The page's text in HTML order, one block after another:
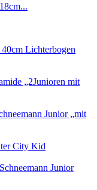
Lichterbogen
„2Junioren mit
Junior „mit
City Kid
Schneemann Junior